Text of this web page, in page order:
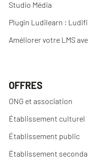
Studio Média
Plugin Ludilearn :
Améliorer votre LMS
OFFRES
ONG et association
Établissement culturel
Établissement public
Établissement